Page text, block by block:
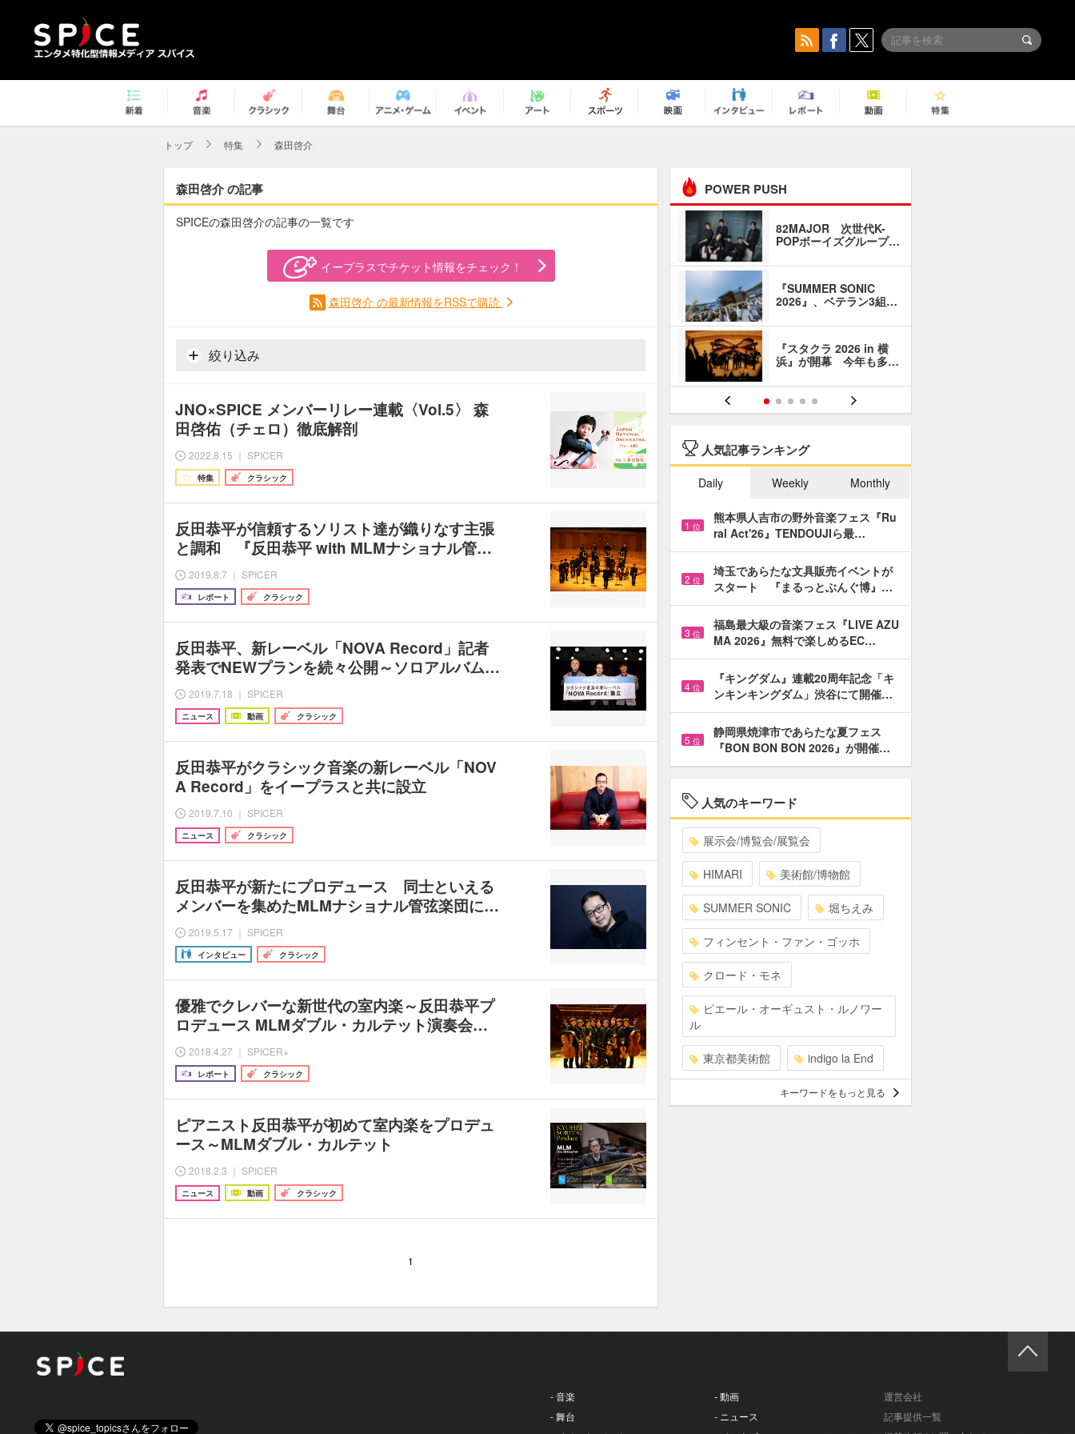
トップ 特集 森田啓介
森田啓介 の記事
SPICEの森田啓介の記事の一覧です
イープラスでチケット情報をチェック！
森田啓介 の最新情報をRSSで購読
絞り込み
JNO×SPICE メンバーリレー連載〈Vol.5〉 森
田啓佑（チェロ）徹底解剖
2022.8.15 ｜ SPICER
特集 クラシック
反田恭平が信頼するソリスト達が織りなす主張
と調和 『反田恭平 with MLMナショナル管…
2019.8.7 ｜ SPICER
レポート クラシック
反田恭平、新レーベル「NOVA Record」記者
発表でNEWプランを続々公開～ソロアルバム…
2019.7.18 ｜ SPICER
ニュース 動画 クラシック
反田恭平がクラシック音楽の新レーベル「NOV
A Record」をイープラスと共に設立
2019.7.10 ｜ SPICER
ニュース クラシック
反田恭平が新たにプロデュース 同士といえる
メンバーを集めたMLMナショナル管弦楽団に…
2019.5.17 ｜ SPICER
インタビュー クラシック
優雅でクレバーな新世代の室内楽～反田恭平プ
ロデュース MLMダブル・カルテット演奏会…
2018.4.27 ｜ SPICER+
レポート クラシック
ピアニスト反田恭平が初めて室内楽をプロデュ
ース～MLMダブル・カルテット
2018.2.3 ｜ SPICER
ニュース 動画 クラシック
1
POWER PUSH
82MAJOR 次世代K-
POPボーイズグループ…
『SUMMER SONIC
2026』、ベテラン3組…
『スタクラ 2026 in 横
浜』が開幕 今年も多…
人気記事ランキング
Daily Weekly Monthly
1 位
熊本県人吉市の野外音楽フェス『Ru
ral Act'26』TENDOUJIら最…
2 位
埼玉であらたな文具販売イベントが
スタート 『まるっとぶんぐ博』…
3 位
福島最大級の音楽フェス『LIVE AZU
MA 2026』無料で楽しめるEC…
4 位
『キングダム』連載20周年記念「キ
ンキンキングダム」渋谷にて開催…
5 位
静岡県焼津市であらたな夏フェス
『BON BON BON 2026』が開催…
人気のキーワード
展示会/博覧会/展覧会
HIMARI 美術館/博物館
SUMMER SONIC 堀ちえみ
フィンセント・ファン・ゴッホ
クロード・モネ
ピエール・オーギュスト・ルノワー
ル
東京都美術館 indigo la End
キーワードをもっと見る
- 音楽
- 舞台
- 動画
- ニュース
運営会社
記事提供一覧